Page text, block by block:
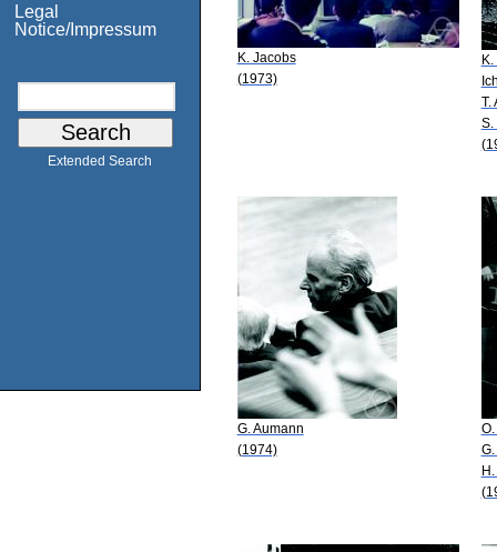
Legal
Notice/Impressum
Extended Search
K. Jacobs
(1973)
T.
S.
G. Aumann
(1974)